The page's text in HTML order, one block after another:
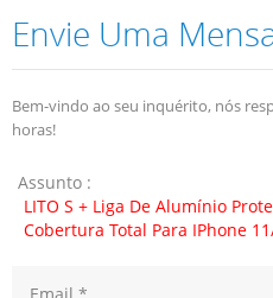
Envie Uma
Bem-vindo ao seu inquérito, nós
horas!
Assunto :
LITO S + Liga De Alumínio
Cobertura Total Para IPhone